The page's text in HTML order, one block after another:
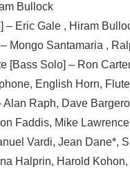
Bullock
– Eric Gale , Hiram
Mongo Santamaria ,
[Bass Solo] – Ron
English Horn,
Alan Raph, Dave
Faddis, Mike
Vardi, Jean Dane*,
Halprin, Harold